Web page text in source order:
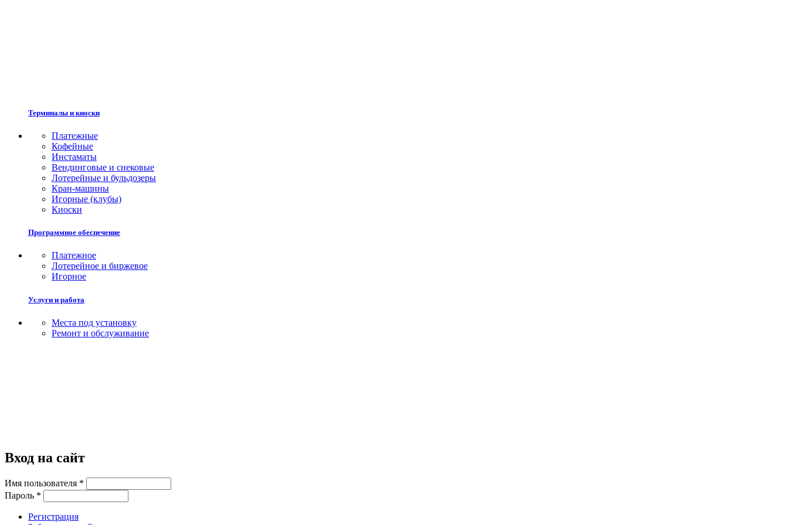
Терминалы и киоски
Платежные
Кофейные
Инстаматы
Вендинговые и снековые
Лотерейные и бульдозеры
Кран-машины
Игорные (клубы)
Киоски
Программное обеспечение
Платежное
Лотерейное и биржевое
Игорное
Услуги и работа
Места под установку
Ремонт и обслуживание
Вход на сайт
Имя пользователя *
Пароль *
Регистрация